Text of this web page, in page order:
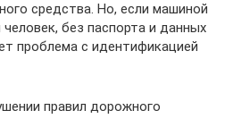
средства. Но, если машиной
без паспорта и данных
проблема с идентификацией
правил дорожного